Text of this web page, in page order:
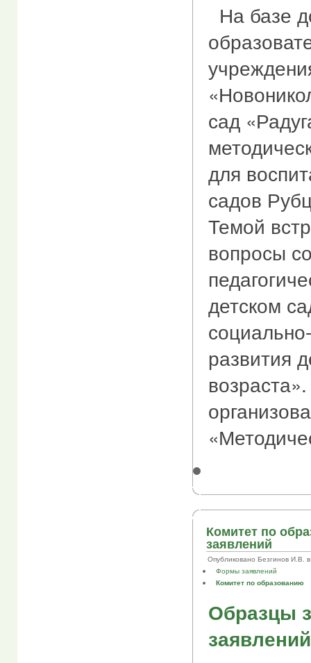
На базе
сад
для
садов
Темой
вопросы
детском
развития
Комитет по
заявлений
Опубликовано Безгинов И.В. в
Формы заявлений
Комитет по образованию
Образцы
заявлений